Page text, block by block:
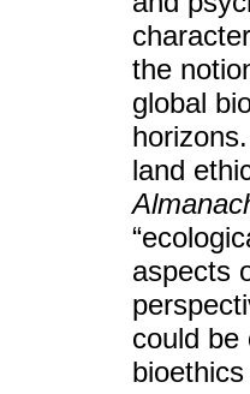
the
global
land
aspects
could be
bioethics